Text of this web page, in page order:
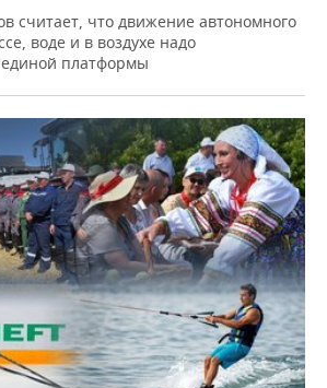
считает, что движение автономного
воде и в воздухе надо
платформы